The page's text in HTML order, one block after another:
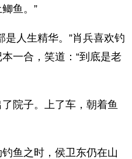
鱼。”
人生精华。”肖兵喜欢钓
一合，笑道：“到底是老
院子。上了车，朝着鱼
鱼之时，侯卫东仍在山